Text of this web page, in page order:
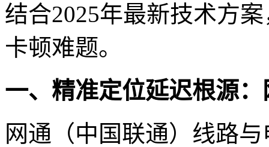
结合2025年最新技术方
卡顿难题。
一、精准定位延迟根源
网通（中国联通）线路